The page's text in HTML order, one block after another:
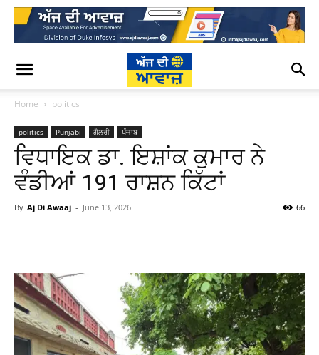
Home politics
politics Punjabi ਗੈਲਰੀ ਪੰਜਾਬ
ਵਿਧਾਇਕ ਡਾ. ਇਸ਼ਾਂਕ ਕੁਮਾਰ ਨੇ
ਵੰਡੀਆਂ 191 ਰਾਸ਼ਨ ਕਿੱਟਾਂ
By Aj Di Awaaj - June 13, 2026 66